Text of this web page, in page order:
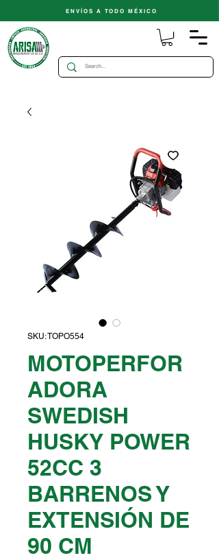
ENVÍOS A TODO MÉXICO
SKU: TOPO554
MOTOPERFOR
ADORA
SWEDISH
HUSKY POWER
52CC 3
BARRENOS Y
EXTENSIÓN DE
90 CM